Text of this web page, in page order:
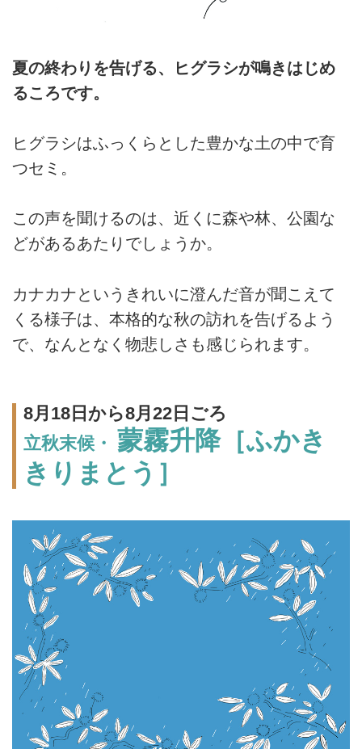
夏の終わりを告げる、ヒグラシが鳴きはじめ
るころです。
ヒグラシはふっくらとした豊かな土の中で育
つセミ。
この声を聞けるのは、近くに森や林、公園な
どがあるあたりでしょうか。
カナカナというきれいに澄んだ音が聞こえて
くる様子は、本格的な秋の訪れを告げるよう
で、なんとなく物悲しさも感じられます。
8月18日から8月22日ごろ
立秋末候・ 蒙霧升降［ふかき
きりまとう］